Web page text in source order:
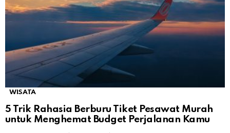
WISATA
5 Trik Rahasia Berburu Tiket Pesawat Murah
untuk Menghemat Budget Perjalanan Kamu